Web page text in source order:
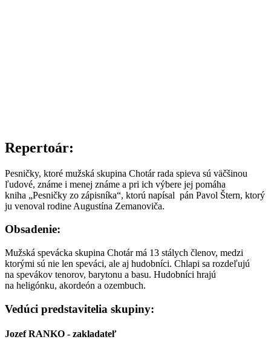
Repertoár:
Pesničky, ktoré mužská skupina Chotár rada spieva sú väčšinou
ľudové, známe i menej známe a pri ich výbere jej pomáha
kniha „Pesničky zo zápisníka“, ktorú napísal pán Pavol Štern, ktorý
ju venoval rodine Augustína Zemanoviča.
Obsadenie:
Mužská spevácka skupina Chotár má 13 stálych členov, medzi
ktorými sú nie len speváci, ale aj hudobníci. Chlapi sa rozdeľujú
na spevákov tenorov, barytonu a basu. Hudobníci hrajú
na heligónku, akordeón a ozembuch.
Vedúci predstavitelia skupiny:
Jozef RANKO - zakladateľ